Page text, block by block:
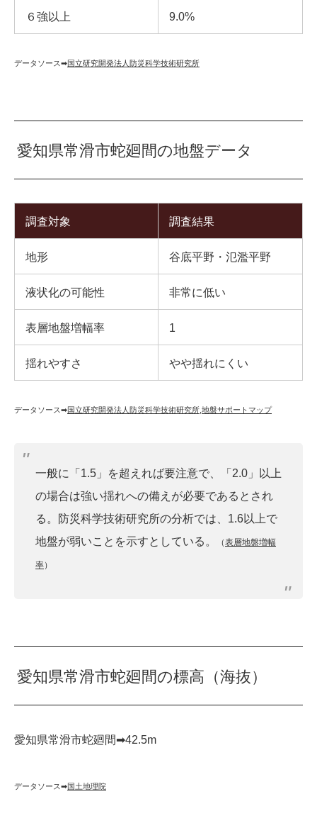
６強以上 9.0%
データソース➡︎国立研究開発法人防災科学技術研究所
愛知県常滑市蛇廻間の地盤データ
調査対象 調査結果
地形 谷底平野・氾濫平野
液状化の可能性 非常に低い
表層地盤増幅率 1
揺れやすさ やや揺れにくい
データソース➡︎国立研究開発法人防災科学技術研究所 地盤サポートマップ
一般に「1.5」を超えれば要注意で、「2.0」以上
の場合は強い揺れへの備えが必要であるとされ
る。防災科学技術研究所の分析では、1.6以上で
地盤が弱いことを示すとしている。
（表層地盤増幅
率）
愛知県常滑市蛇廻間の標高（海抜）
愛知県常滑市蛇廻間➡︎42.5m
データソース➡︎国土地理院